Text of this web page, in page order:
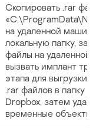
Скопировать .rar
на удаленной машине
локальную папку,
файлы на удаленной
вызвать имплант
этапа для выгрузки
.rar файлов в папку
Dropbox, затем
временные объекты